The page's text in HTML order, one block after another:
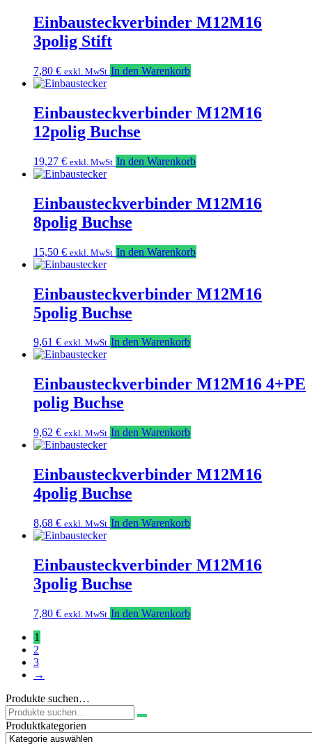
Einbausteckverbinder M12M16
3polig Stift
7,80 € exkl. MwSt In den Warenkorb
Einbausteckverbinder M12M16
12polig Buchse
19,27 € exkl. MwSt In den Warenkorb
Einbausteckverbinder M12M16
8polig Buchse
15,50 € exkl. MwSt In den Warenkorb
Einbausteckverbinder M12M16
5polig Buchse
9,61 € exkl. MwSt In den Warenkorb
Einbausteckverbinder M12M16 4+PE
polig Buchse
9,62 € exkl. MwSt In den Warenkorb
Einbausteckverbinder M12M16
4polig Buchse
8,68 € exkl. MwSt In den Warenkorb
Einbausteckverbinder M12M16
3polig Buchse
7,80 € exkl. MwSt In den Warenkorb
1
2
3
→
Produkte suchen…
Suchen
nach:
Produktkategorien